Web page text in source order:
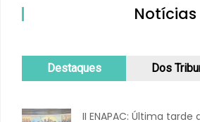
Notícias
Destaques Dos
II ENAPAC: Última